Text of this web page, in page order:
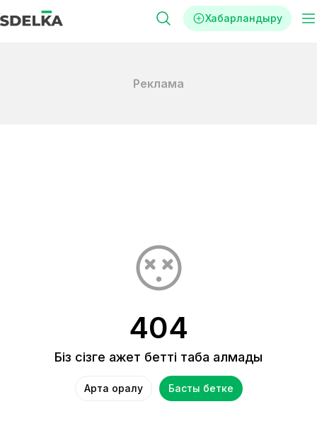
Хабарландыру
Реклама
404
Біз сізге қажет бетті таба алмадық
Артқа оралу Басты бетке